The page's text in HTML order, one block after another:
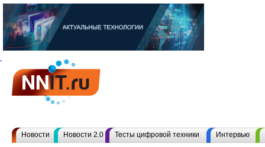
Новости Новости 2.0 Тесты цифровой техники Интервью